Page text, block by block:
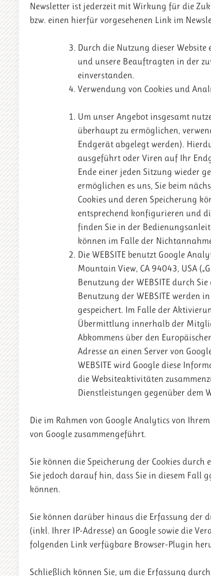
Newsletter ist jederzeit mit Wirkung für die
bzw. einen hierfür vorgesehenen Link im
Durch die Nutzung dieser
und unsere Beauftragten in der
einverstanden.
Verwendung von Cookies und
Um unser Angebot insgesamt
überhaupt zu ermöglichen,
Endgerät abgelegt werden).
ausgeführt oder Viren auf Ihr
Ende einer jeden Sitzung wieder
ermöglichen es uns, Sie beim
Cookies und deren Speicherung
entsprechend konfigurieren und
finden Sie in der
können im Falle der
Die WEBSITE benutzt Google
Mountain View, CA 94043, USA
Benutzung der WEBSITE durch
Benutzung der WEBSITE werden
gespeichert. Im Falle der
Übermittlung innerhalb der
Abkommens über den
Adresse an einen Server von
WEBSITE wird Google diese
die Websiteaktivitäten
Dienstleistungen gegenüber dem
Die im Rahmen von Google Analytics von
von Google zusammengeführt.
Sie können die Speicherung der Cookies
Sie jedoch darauf hin, dass Sie in diesem Fall
können.
Sie können darüber hinaus die Erfassung der
(inkl. Ihrer IP-Adresse) an Google sowie die
folgenden Link verfügbare Browser-Plugin
Schließlich können Sie, um die Erfassung